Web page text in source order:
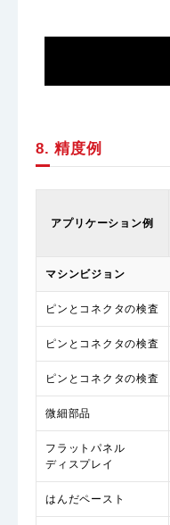
8. 精度例
アプリケーション例
マシンビジョン
ピンとコネクタの検査
ピンとコネクタの検査
ピンとコネクタの検査
微細部品
フラットパネル
ディスプレイ
はんだペースト